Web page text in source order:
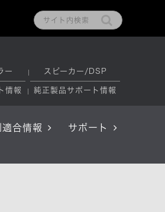
ー スピーカー/DSP
情報 純正製品サポート情報
適合情報 サポート